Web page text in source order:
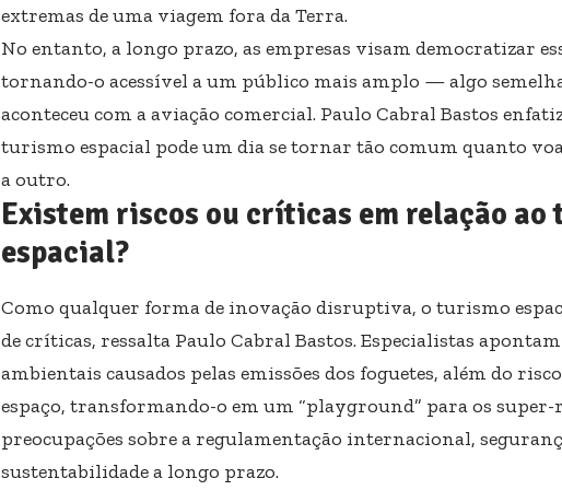
extremas de uma viagem fora da Terra.
No entanto, a longo prazo, as empresas visam democratizar
tornando-o acessível a um público mais amplo — algo
aconteceu com a aviação comercial. Paulo Cabral Bastos
turismo espacial pode um dia se tornar tão comum quanto
a outro.
Existem riscos ou críticas em relação ao
espacial?
Como qualquer forma de inovação disruptiva, o turismo
de críticas, ressalta Paulo Cabral Bastos. Especialistas
ambientais causados pelas emissões dos foguetes, além do
espaço, transformando-o em um “playground” para os super-
preocupações sobre a regulamentação internacional,
sustentabilidade a longo prazo.